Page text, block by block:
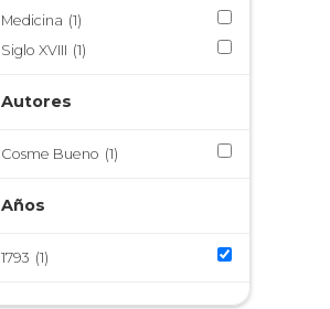
Medicina (1)
Siglo XVIII (1)
Autores
Cosme Bueno (1)
Años
1793 (1)